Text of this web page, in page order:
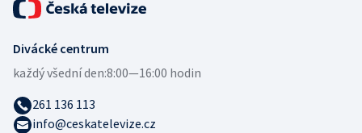
Divácké centrum
každý všední den:8:00—16:00 hodin
261 136 113
info@ceskatelevize.cz